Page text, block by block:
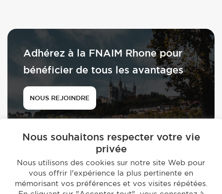
Adhérez à la FNAIM Rhone pour
bénéficier de tous les avantages
NOUS REJOINDRE
© 2026 - FNAIM du Rhône
Nous souhaitons respecter votre vie
privée
Nous utilisons des cookies sur notre site Web pour
vous offrir l'expérience la plus pertinente en
mémorisant vos préférences et vos visites répétées.